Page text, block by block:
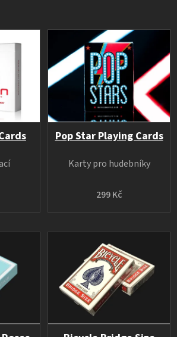
Pop Star Playing Cards
299 Kč
Karty pro hudebníky